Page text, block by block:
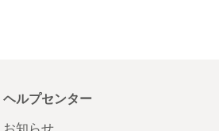
ヘルプセンター
お知らせ